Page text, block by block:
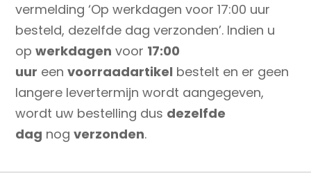
vermelding ‘Op werkdagen voor 17:00 uur
besteld, dezelfde dag verzonden’. Indien u
opwerkdagen voor 17:00
uur eenvoorraadartikel bestelt en er geen
langere levertermijn wordt aangegeven,
wordt uw bestelling dus dezelfde
dag nogverzonden.